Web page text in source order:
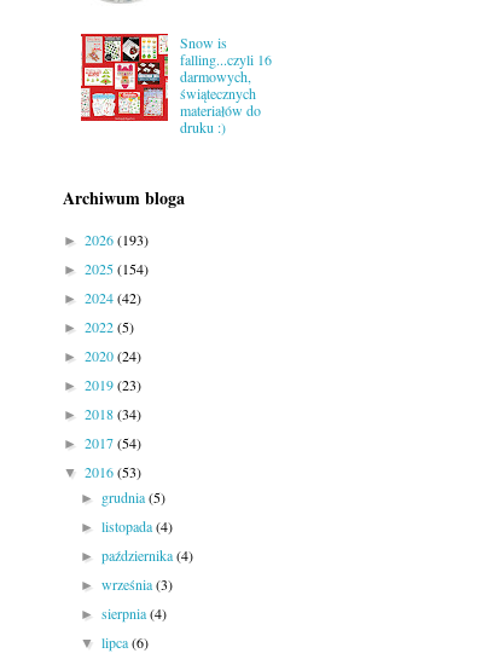
Snow is
falling...czyli 16
darmowych,
świątecznych
materiałów do
druku :)
Archiwum bloga
► 2026(193)
► 2025(154)
► 2024(42)
► 2022(5)
► 2020(24)
► 2019(23)
► 2018(34)
► 2017(54)
▼ 2016(53)
► grudnia(5)
►listopada(4)
►października(4)
►września(3)
►sierpnia(4)
▼lipca(6)